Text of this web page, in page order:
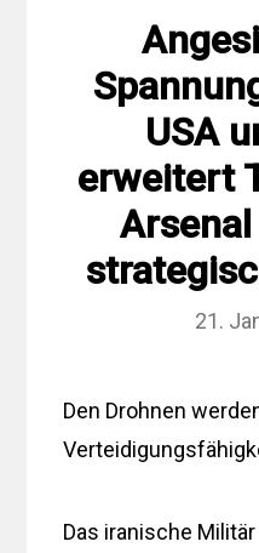
USA
erweitert
21.
Den Drohnen
Das iranische